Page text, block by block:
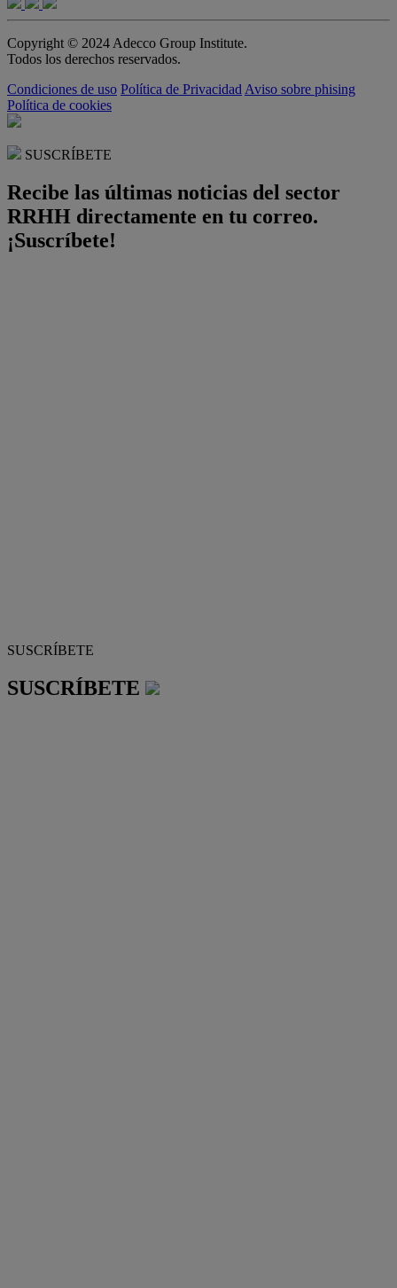
Copyright © 2024 Adecco Group Institute.
Todos los derechos reservados.
Condiciones de uso Política de Privacidad Aviso sobre phising
Política de cookies
SUSCRÍBETE
Recibe las últimas noticias del sector
RRHH directamente en tu correo.
¡Suscríbete!
SUSCRÍBETE
SUSCRÍBETE